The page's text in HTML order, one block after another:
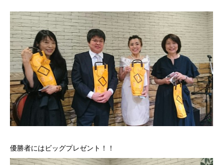
優勝者にはビッグプレゼント！！